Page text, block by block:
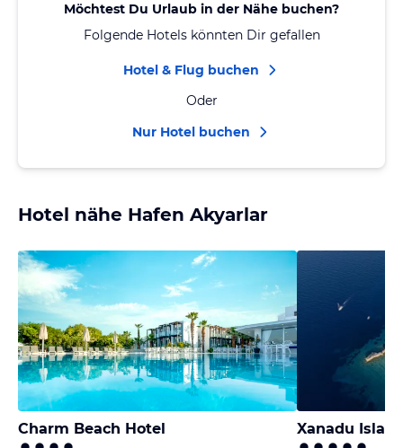
Möchtest Du Urlaub in der Nähe buchen?
Folgende Hotels könnten Dir gefallen
Hotel & Flug buchen
Oder
Nur Hotel buchen
Hotel nähe Hafen Akyarlar
Charm Beach Hotel Xanadu